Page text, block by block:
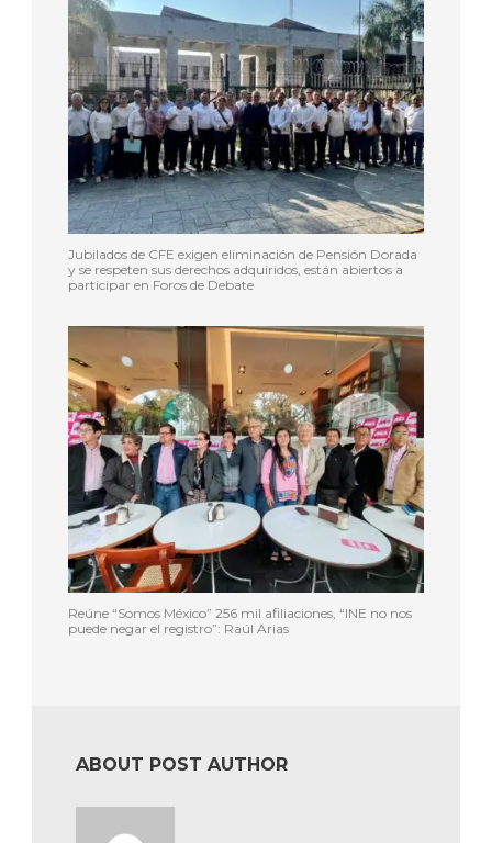
Jubilados de CFE exigen eliminación de Pensión Dorada
y se respeten sus derechos adquiridos, están abiertos a
participar en Foros de Debate
Reúne “Somos México” 256 mil afiliaciones, “INE no nos
puede negar el registro”: Raúl Arias
ABOUT POST AUTHOR